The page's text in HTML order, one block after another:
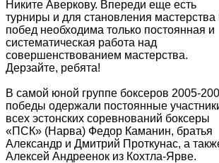
Никите Аверкову. Впереди еще есть
турниры и для становления мастерства
побед необходима только постоянная и
систематическая работа над
совершенствованием мастерства.
Дерзайте, ребята!
В самой юной группе боксеров 2005-
победы одержали постоянные
всех эстонских соревнований боксеры
«ПСК» (Нарва) Федор Каманин, братья
Александр и Дмитрий Проткунас, а
Алексей Андреенок из Кохтла-Ярве.